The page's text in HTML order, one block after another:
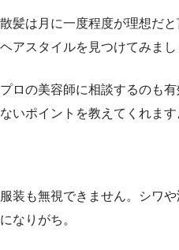
散髪は月に一度程度が理想だ
ヘアスタイルを見つけてみまし
プロの美容師に相談するのも
ないポイントを教えてくれます
服装も無視できません。シワ
になりがち。